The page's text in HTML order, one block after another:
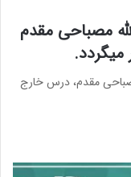
مصباحی مقدم
مصباحی مقدم، درس خارج